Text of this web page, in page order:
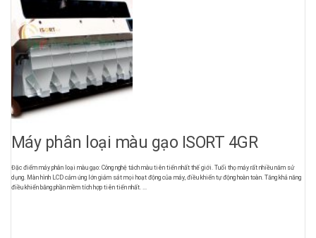
Máy phân loại màu gạo ISORT 4GR
Đặc điểm máy phân loại màu gạo: Công nghệ tách màu tiên tiến nhất thế giới. Tuổi thọ máy rất nhiều năm sử
dụng. Màn hình LCD cảm ứng lớn giám sát mọi hoạt động của máy, điều khiển tự động hoàn toàn. Tăng khả năng
điều khiển bằng phần mềm tích hợp tiên tiến nhất. ...